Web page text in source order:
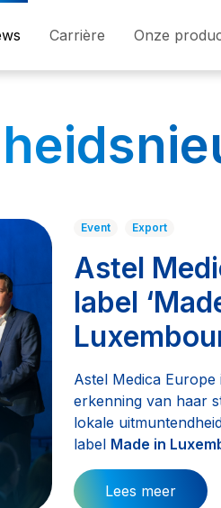
Carrière Onze
Event Export
Astel
label
Astel Medica
erkenning van haar
lokale
label Made in
Lees meer